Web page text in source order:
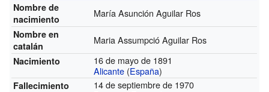
Nombre de
nacimiento
María Asunción Aguilar Ros
Nombre en
catalán
Maria Assumpció Aguilar Ros
Nacimiento
16 de mayo de 1891
Alicante (España)
Fallecimiento
14 de septiembre de 1970